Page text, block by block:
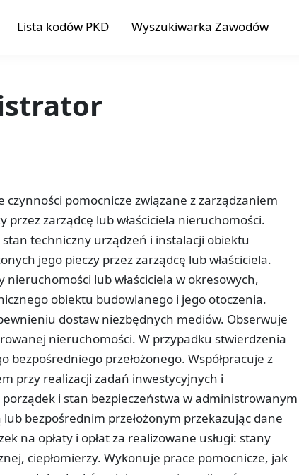
Lista kodów PKD Wyszukiwarka Zawodów
pomocnicze związane z zarządzaniem
zarządcę lub właściciela nieruchomości.
techniczny urządzeń i instalacji obiektu
jego pieczy przez zarządcę lub właściciela.
nieruchomości lub właściciela w okresowych,
obiektu budowlanego i jego otoczenia.
dostaw niezbędnych mediów. Obserwuje
nieruchomości. W przypadku stwierdzenia
przełożonego. Współpracuje z
przy realizacji zadań inwestycyjnych i
i stan bezpieczeństwa w administrowanym
bezpośrednim przełożonym przekazując dane
na opłaty i opłat za realizowane usługi: stany
ciepłomierzy. Wykonuje prace pomocnicze, jak